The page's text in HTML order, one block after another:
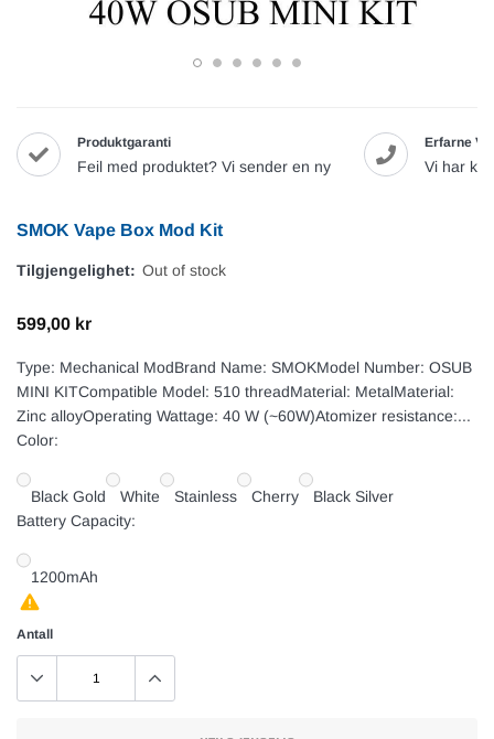
Produktgaranti
Feil med produktet? Vi sender en ny
Erfarne
Vi har
SMOK Vape Box Mod Kit
Tilgjengelighet: Out of stock
599,00 kr
Type: Mechanical ModBrand Name: SMOKModel Number: OSUB
MINI KITCompatible Model: 510 threadMaterial: MetalMaterial:
Zinc alloyOperating Wattage: 40 W (~60W)Atomizer resistance:...
Color:
Black Gold White Stainless Cherry
Black Silver
Battery Capacity:
1200mAh
Antall